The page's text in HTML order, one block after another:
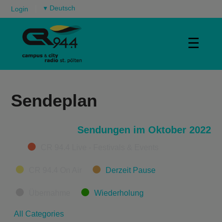
Login ▾
☰
Sendeplan
Sendungen im Oktober 2022
Categories
Derzeit Pause
Wiederholung
All Categories